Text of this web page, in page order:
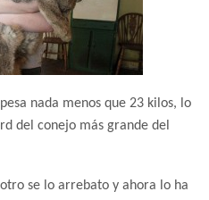
nada menos que 23 kilos, lo
del conejo más grande del
se lo arrebato y ahora lo ha